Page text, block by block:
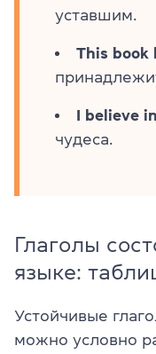
уставшим.
This book
I believe
чудеса.
Глаголы
языке:
Устойчивые
можно условно